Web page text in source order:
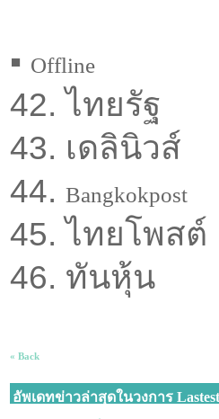
▪ Offline
42. ไทยรัฐ
43. เดลินิวส์
44. Bangkokpost
45. ไทยโพสต์
46. ทันหุ้น
« Back
อัพเดทข่าวล่าสุดในวงการ